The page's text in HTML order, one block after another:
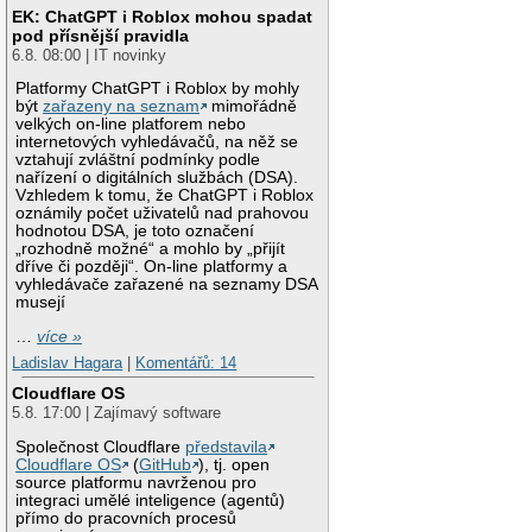
EK: ChatGPT i Roblox mohou spadat
pod přísnější pravidla
6.8. 08:00 | IT novinky
Platformy ChatGPT i Roblox by mohly
býtzařazeny na seznam
mimořádně
velkých on-line platforem nebo
internetových vyhledávačů, na něž se
vztahují zvláštní podmínky podle
nařízení o digitálních službách (DSA).
Vzhledem k tomu, že ChatGPT i Roblox
oznámily počet uživatelů nad prahovou
hodnotou DSA, je toto označení
„rozhodně možné“ a mohlo by „přijít
dříve či později“. On-line platformy a
vyhledávače zařazené na seznamy DSA
musejí
…více »
Ladislav Hagara | Komentářů: 14
Cloudflare OS
5.8. 17:00 | Zajímavý software
Společnost Cloudflare představila
Cloudflare OS
(GitHub ), tj. open
source platformu navrženou pro
integraci umělé inteligence (agentů)
přímo do pracovních procesů